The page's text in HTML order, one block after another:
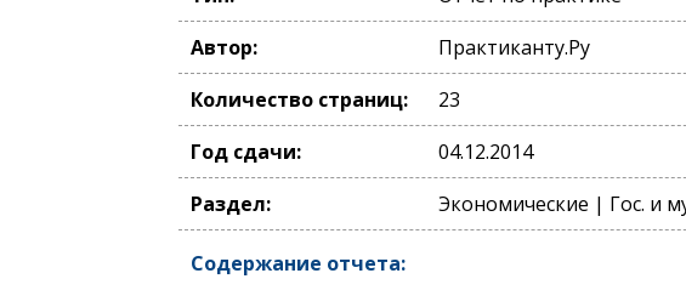
Автор:
Практиканту.Ру
Количество страниц:
23
Год сдачи:
04.12.2014
Раздел:
Экономические | Гос. и
Содержание отчета: